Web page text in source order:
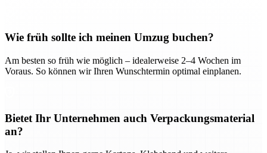
Wie früh sollte ich meinen Umzug buchen?
Am besten so früh wie möglich – idealerweise 2–4 Wochen im
Voraus. So können wir Ihren Wunschtermin optimal einplanen.
Bietet Ihr Unternehmen auch Verpackungsmaterial
an?